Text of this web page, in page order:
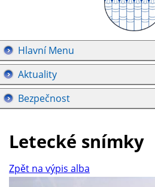
Hlavní Menu
Aktuality
Bezpečnost
Letecké snímky
Zpět na výpis alba